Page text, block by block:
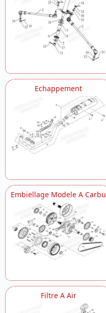
Echappement
Embiellage Modele A Carbu
Filtre A Air